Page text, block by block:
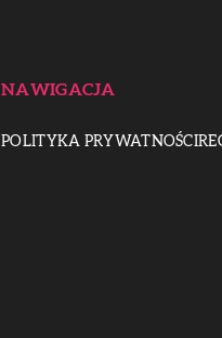
NAWIGACJA
POLITYKA PRYWATNOŚCI